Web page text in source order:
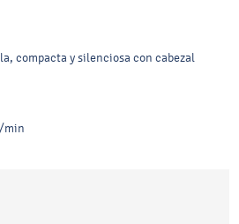
compacta y silenciosa con cabezal
min